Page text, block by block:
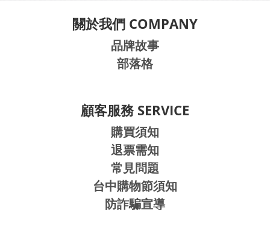
關於我們 COMPANY
品牌故事
部落格
顧客服務 SERVICE
購買須知
退票需知
常見問題
台中購物節須知
防詐騙宣導